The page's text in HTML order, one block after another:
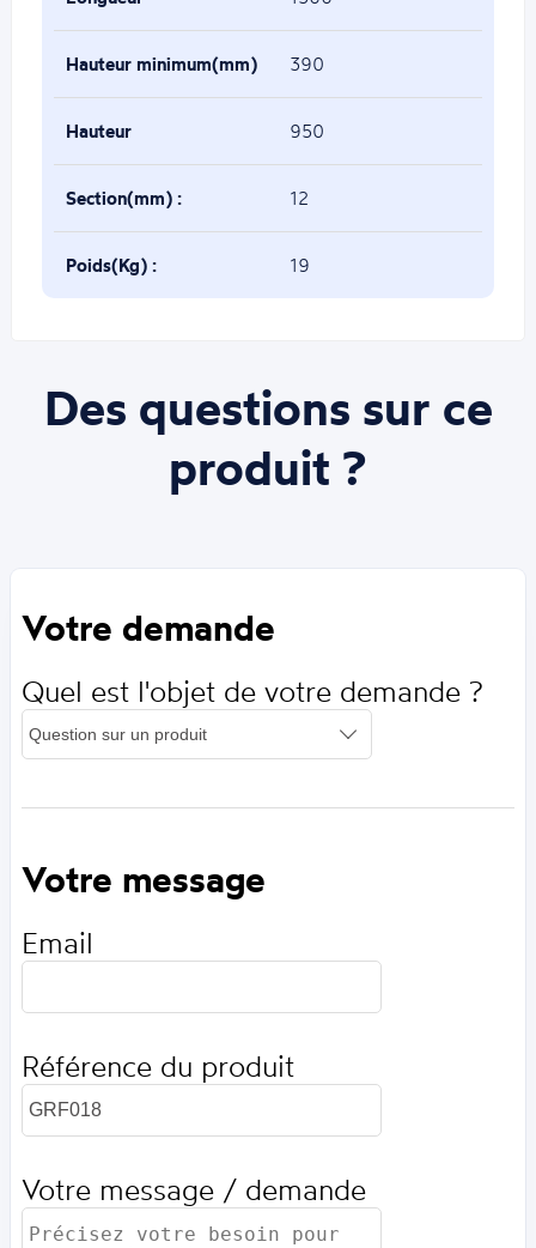
maximum(mm) :
Hauteur minimum(mm)
:
390
Hauteur
maximum(mm) :
950
Section(mm) : 12
Poids(Kg) : 19
Des questions sur ce
produit ?
Votre demande
Quel est l'objet de votre demande ?
Votre message
Email
Référence du produit
Votre message / demande